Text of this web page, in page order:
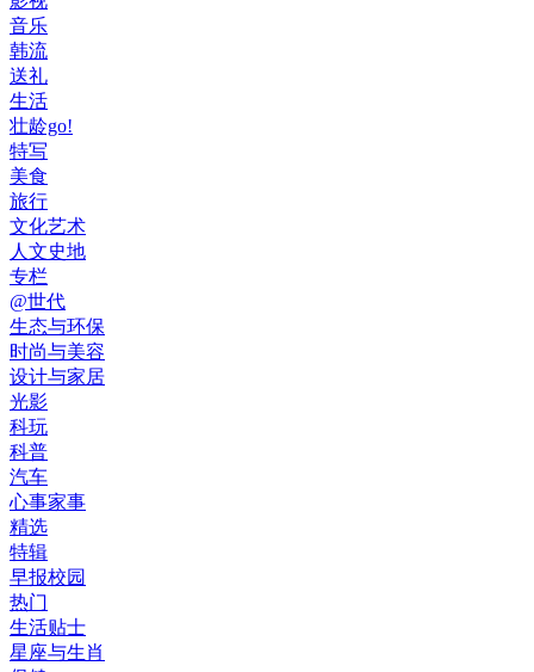
音乐
韩流
送礼
生活
壮龄go!
特写
美食
旅行
文化艺术
人文史地
专栏
@世代
生态与环保
时尚与美容
设计与家居
光影
科玩
科普
汽车
心事家事
精选
特辑
早报校园
热门
生活贴士
星座与生肖